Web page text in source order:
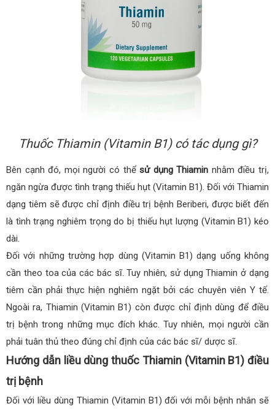
Thuốc Thiamin (Vitamin B1) có tác dụng gì?
Bên cạnh đó, mọi người có thểsử dụng Thiamin nhằm điều trị,
ngăn ngừa được tình trạng thiếu hụt (Vitamin B1). Đối với Thiamin
dạng tiêm sẽ được chỉ định điều trị bệnh Beriberi, được biết đến
là tình trạng nghiêm trọng do bị thiếu hụt lượng (Vitamin B1) kéo
dài.
Đối với những trường hợp dùng (Vitamin B1) dạng uống không
cần theo toa của các bác sĩ. Tuy nhiên, sử dụng Thiamin ở dạng
tiêm cần phải thực hiện nghiêm ngặt bởi các chuyên viên Y tế.
Ngoài ra, Thiamin (Vitamin B1) còn được chỉ định dùng để điều
trị bệnh trong những mục đích khác. Tuy nhiên, mọi người cần
phải tuân thủ theo đúng chỉ định của các bác sĩ/ dược sĩ.
Hướng dẫn liều dùng thuốc Thiamin (Vitamin B1) điều
trị bệnh
Đối với liều dùng Thiamin (Vitamin B1) đối với mỗi bệnh nhân sẽ